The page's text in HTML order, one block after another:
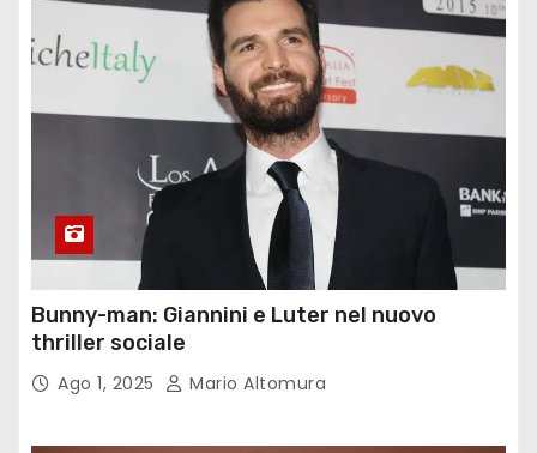
Bunny-man: Giannini e Luter nel nuovo
thriller sociale
Ago 1, 2025 Mario Altomura